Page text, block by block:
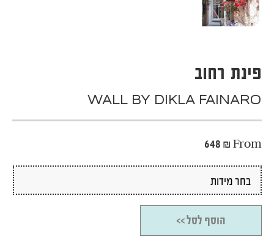
פינת רחוב
WALL BY DIKLA FAINARO
From
648 ₪
הוסף לסל >>